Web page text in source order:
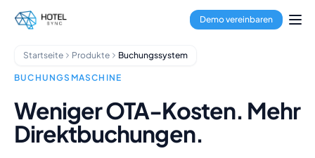
Zum Hauptinhalt springen
Property Management
Channel Manager
Zahlungsabwicklung
Multi-Property-Hub
Housekeeping-App
Hotels
Demo vereinbaren
Startseite Produkte Buchungssystem
BUCHUNGSMASCHINE
Weniger OTA-Kosten. Mehr
Direktbuchungen.